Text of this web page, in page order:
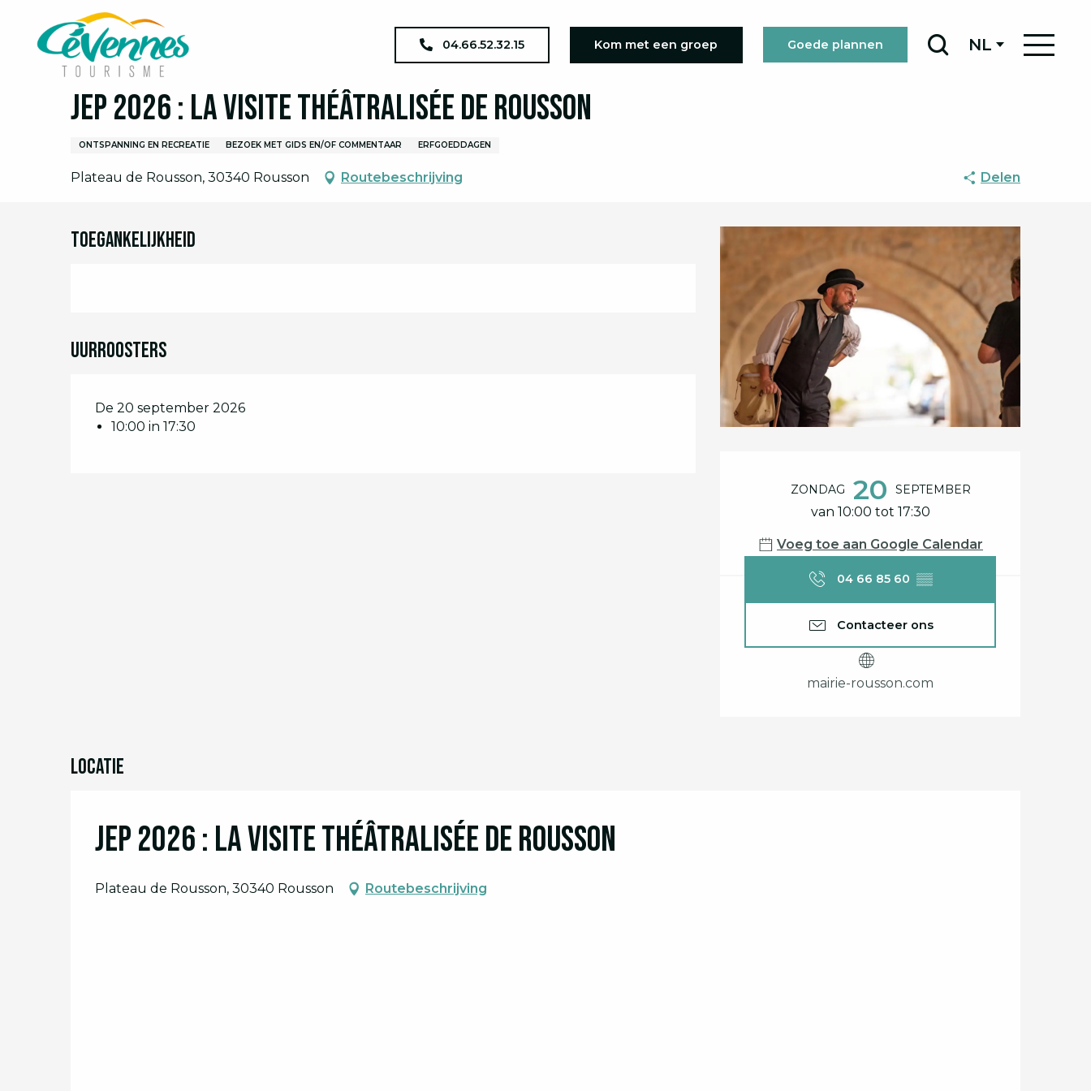
contenu
04.66.52.32.15 Kom met een groep Goede plannen NL
Home Ik ben ter plaatse
Zondag 20 september van 10:00 tot 17:30
JEP 2026 : La Visite théâtralisée de Rousson
ONTSPANNING EN RECREATIE BEZOEK MET GIDS EN/OF COMMENTAAR ERFGOEDDAGEN
Plateau de Rousson, 30340 Rousson Routebeschrijving Delen
Openingstijden en
ZONDAG 20 SEPTEMBER
van 10:00 tot 17:30
Voeg toe aan Google Calendar
04 66 85 60 ▒▒
Contacteer ons
mairie-rousson.com
Toegankelijkheid
Uurroosters
De 20 september 2026
10:00 in 17:30
Locatie
JEP 2026 : La Visite théâtralisée de Rousson
Plateau de Rousson, 30340 Rousson Routebeschrijving